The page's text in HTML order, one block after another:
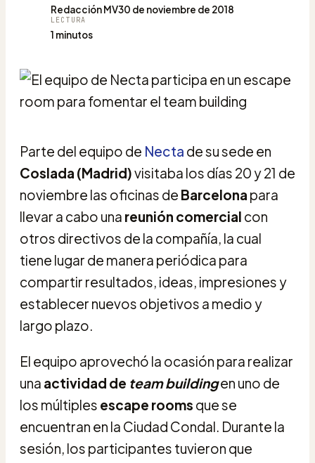
Redacción MV30 de noviembre de 2018
LECTURA
1 minutos
Parte del equipo de Necta de su sede en
Coslada (Madrid)visitaba los días 20 y 21 de
noviembre las oficinas de Barcelona para
llevar a cabo una reunión comercial con
otros directivos de la compañía, la cual
tiene lugar de manera periódica para
compartir resultados, ideas, impresiones y
establecer nuevos objetivos a medio y
largo plazo.
El equipo aprovechó la ocasión para realizar
una actividad de team buildingen uno de
los múltiples escape rooms que se
encuentran en la Ciudad Condal. Durante la
sesión, los participantes tuvieron que